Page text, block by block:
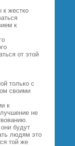
к жестко
к
от этой
только с
своими
к
не
будут
людям это
той же